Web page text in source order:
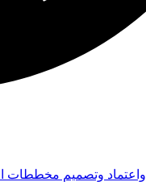
وتصميم مخططات